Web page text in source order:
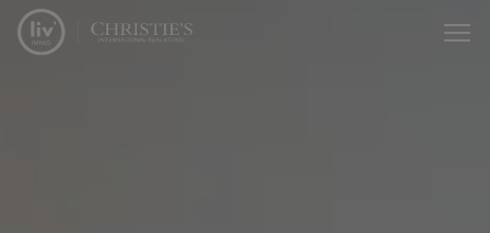
Menu overslaan en naar de inhoud gaan